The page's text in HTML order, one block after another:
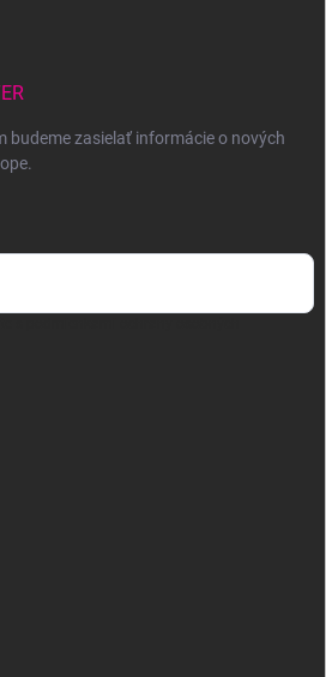
budeme zasielať informácie o nových